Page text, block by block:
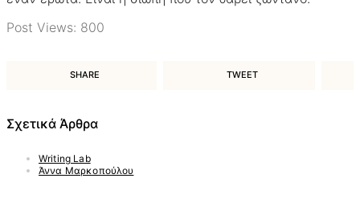
Post Views: 800
SHARE TWEET
Σχετικά Άρθρα
Writing Lab
Άννα Μαρκοπούλου